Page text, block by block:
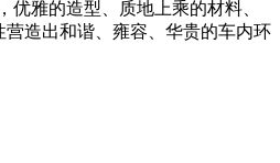
雅的造型、质地上乘的材料、
造出和谐、雍容、华贵的车内环